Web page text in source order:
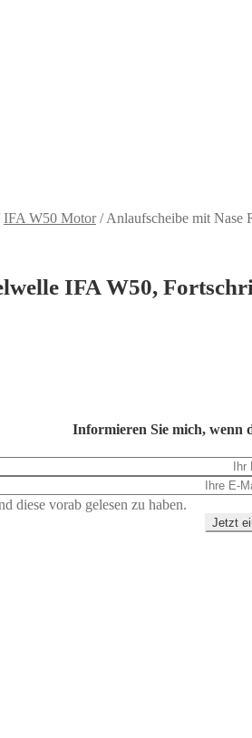
IFA W50 Motor/Anlaufscheibe mit
IFA W50,
Informieren Sie mich, wenn
diese vorab gelesen zu haben.
Jetzt